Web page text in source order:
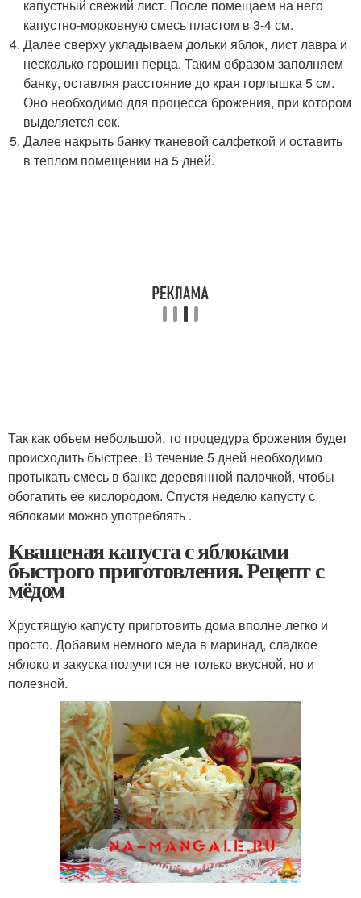
капустный свежий лист. После помещаем на него
капустно-морковную смесь пластом в 3-4 см.
Далее сверху укладываем дольки яблок, лист лавра и
несколько горошин перца. Таким образом заполняем
банку, оставляя расстояние до края горлышка 5 см.
Оно необходимо для процесса брожения, при котором
выделяется сок.
Далее накрыть банку тканевой салфеткой и оставить
в теплом помещении на 5 дней.
Так как объем небольшой, то процедура брожения будет
происходить быстрее. В течение 5 дней необходимо
протыкать смесь в банке деревянной палочкой, чтобы
обогатить ее кислородом. Спустя неделю капусту с
яблоками можно употреблять .
Квашеная капуста с яблоками
быстрого приготовления. Рецепт с
мёдом
Хрустящую капусту приготовить дома вполне легко и
просто. Добавим немного меда в маринад, сладкое
яблоко и закуска получится не только вкусной, но и
полезной.